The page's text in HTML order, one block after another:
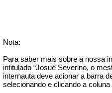
Nota:
Para saber mais sobre a nossa
intitulado “Josué Severino, o
internauta deve acionar a barra
selecionando e clicando a coluna